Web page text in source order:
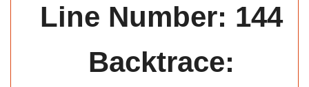
Line Number: 144
Backtrace: